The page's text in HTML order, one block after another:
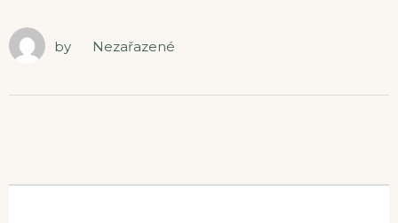
by Nezařazené